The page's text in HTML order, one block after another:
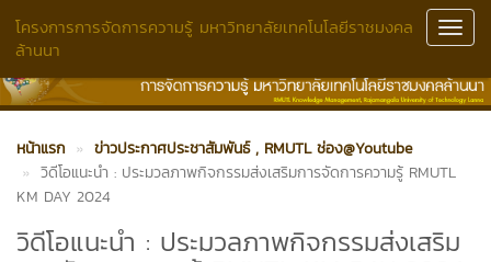
โครงการการจัดการความรู้ มหาวิทยาลัยเทคโนโลยีราชมงคล
ล้านนา
หน้าแรก ข่าวประกาศประชาสัมพันธ์ , RMUTL ช่อง@Youtube
วิดีโอแนะนำ : ประมวลภาพกิจกรรมส่งเสริมการจัดการความรู้ RMUTL
KM DAY 2024
วิดีโอแนะนำ : ประมวลภาพกิจกรรมส่งเสริม